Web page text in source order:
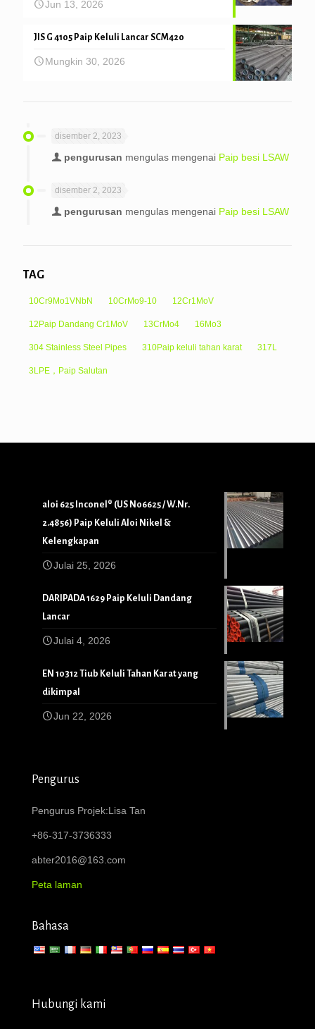
Jun 13, 2026
JIS G 4105 Paip Keluli Lancar SCM420
Mungkin 30, 2026
disember 2, 2023
pengurusan mengulas mengenai Paip besi LSAW
disember 2, 2023
pengurusan mengulas mengenai Paip besi LSAW
TAG
10Cr9Mo1VNbN 10CrMo9-10 12Cr1MoV
12Paip Dandang Cr1MoV 13CrMo4 16Mo3
304 Stainless Steel Pipes 310Paip keluli tahan karat 317L
3LPE，Paip Salutan
aloi 625 Inconel® (US N06625 / W.Nr.
2.4856) Paip Keluli Aloi Nikel &
Kelengkapan
Julai 25, 2026
DARIPADA 1629 Paip Keluli Dandang
Lancar
Julai 4, 2026
EN 10312 Tiub Keluli Tahan Karat yang
dikimpal
Jun 22, 2026
Pengurus
Pengurus Projek:Lisa Tan
+86-317-3736333
abter2016@163.com
Peta laman
Bahasa
Hubungi kami